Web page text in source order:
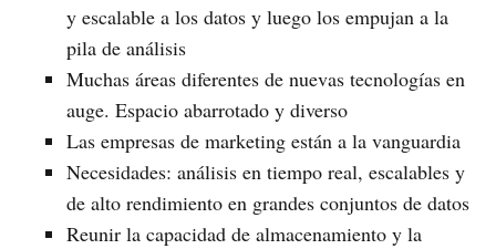
y escalable a los datos y luego los empujan a la
pila de análisis
Muchas áreas diferentes de nuevas tecnologías en
auge. Espacio abarrotado y diverso
Las empresas de marketing están a la vanguardia
Necesidades: análisis en tiempo real, escalables y
de alto rendimiento en grandes conjuntos de datos
Reunir la capacidad de almacenamiento y la